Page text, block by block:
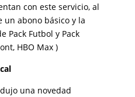
con este servicio, al
un abono básico y la
Pack Futbol y Pack
HBO Max )
una novedad